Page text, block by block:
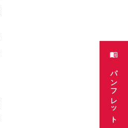
パンフレット